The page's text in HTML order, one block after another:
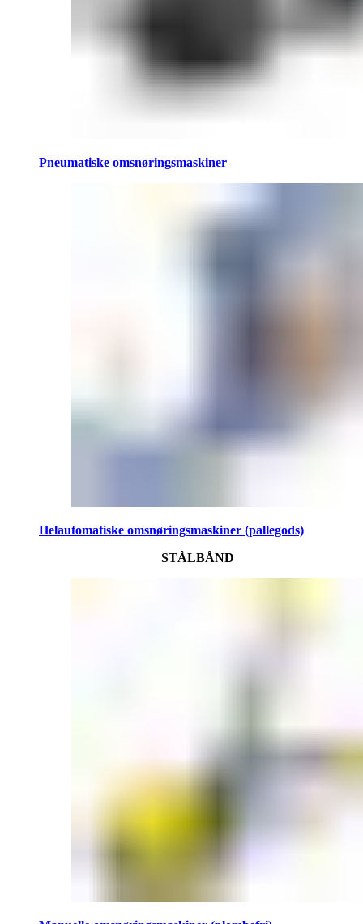
Pneumatiske omsnøringsmaskiner
Helautomatiske omsnøringsmaskiner (pallegods)
STÅLBÅND